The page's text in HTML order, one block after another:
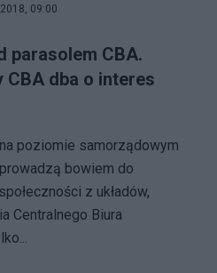
09:00
parasolem CBA.
CBA dba o interes
poziomie samorządowym
bowiem do
z układów,
Centralnego Biura